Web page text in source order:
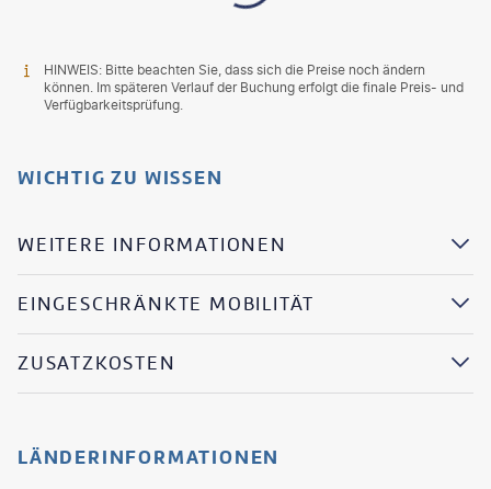
HINWEIS: Bitte beachten Sie, dass sich die Preise noch ändern
können. Im späteren Verlauf der Buchung erfolgt die finale Preis- und
Verfügbarkeitsprüfung.
WICHTIG ZU WISSEN
WEITERE INFORMATIONEN
EINGESCHRÄNKTE MOBILITÄT
ZUSATZKOSTEN
LÄNDERINFORMATIONEN